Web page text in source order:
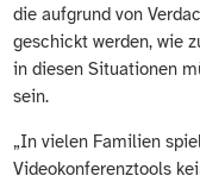
die aufgrund von
geschickt werden, wie
in diesen Situationen
sein.
„In vielen Familien
Videokonferenztools